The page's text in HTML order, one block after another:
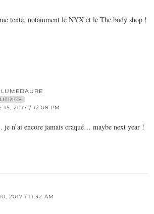
tente, notamment le NYX et le The body shop !
15, 2017 / 12:08 PM
je n’ai encore jamais craqué… maybe next year !
2017 / 11:32 AM